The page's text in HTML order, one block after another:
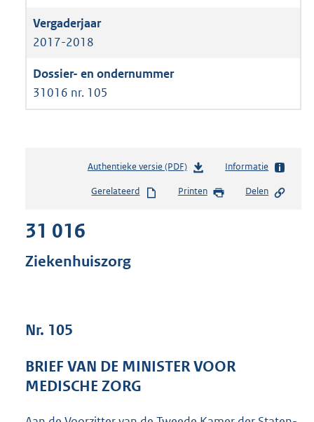
2017-2018
31016 nr. 105
Authentieke versie (PDF)b
s
e
5
Informatie
Gerelateerd Printen Delen
31 016
Ziekenhuiszorg
Nr. 105
BRIEF VAN DE MINISTER VOOR
MEDISCHE ZORG